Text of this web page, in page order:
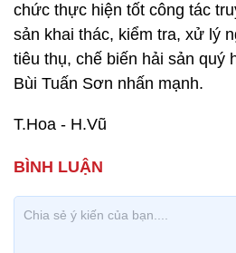
chức thực hiện tốt công tác
sản khai thác, kiểm tra, xử lý
tiêu thụ, chế biến hải sản quý
Bùi Tuấn Sơn nhấn mạnh.
T.Hoa - H.Vũ